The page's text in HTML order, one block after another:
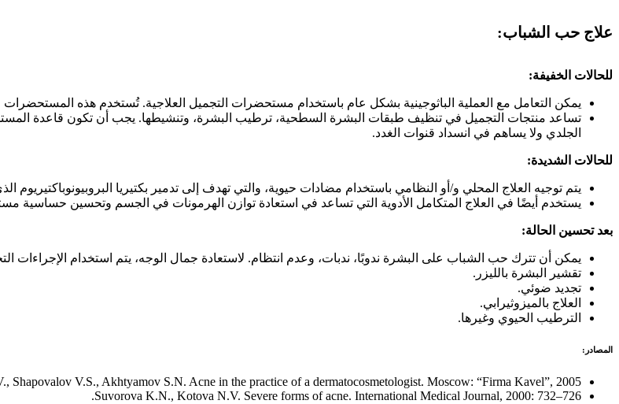
علاج حب الشباب:
للحالات الخفيفة:
يمكن التعامل مع العملية الباثوجينية بشكل عام باستخدام مستحضرات التجميل العلاجية. تُستخدم هذه المستحضرات
تساعد منتجات التجميل في تنظيف طبقات البشرة السطحية، ترطيب البشرة، وتنشيطها. يجب أن تكون قاعدة
الجلدي ولا يساهم في انسداد قنوات الغدد.
للحالات الشديدة:
يتم توجيه العلاج المحلي و/أو النظامي باستخدام مضادات حيوية، والتي تهدف إلى تدمير بكتيريا
يستخدم أيضًا في العلاج المتكامل الأدوية التي تساعد في استعادة توازن الهرمونات في الجسم وتحسين حساسية
بعد تحسين الحالة:
يمكن أن تترك حب الشباب على البشرة ندوبًا، ندبات، وعدم انتظام. لاستعادة جمال الوجه، يتم استخدام الإجراءات
تقشير البشرة بالليزر.
تجديد ضوئي.
العلاج بالميزوثيرابي.
الترطيب الحيوي وغيرها.
المصادر:
Shapovalov V.S., Akhtyamov S.N. Acne in the practice of a dermatocosmetologist. Moscow: “Firma Kavel”, 2005.
Suvorova K.N., Kotova N.V. Severe forms of acne. International Medical Journal, 2000: 732–726.